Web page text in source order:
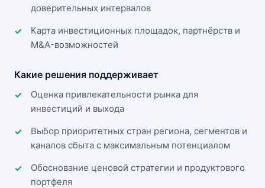
доверительных интервалов
Карта инвестиционных площадок, партнёрств и
M&A-возможностей
Какие решения поддерживает
Оценка привлекательности рынка для
инвестиций и выхода
Выбор приоритетных стран региона, сегментов и
каналов сбыта с максимальным потенциалом
Обоснование ценовой стратегии и продуктового
портфеля